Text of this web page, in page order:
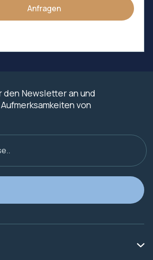
den Newsletter an und
von
